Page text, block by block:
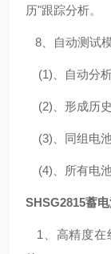
历"跟踪分析。
8、自动测试
(1)、自动分析
(2)、形成历史
(3)、同组电池
(4)、所有电池
SHSG2815蓄
1、高精度在